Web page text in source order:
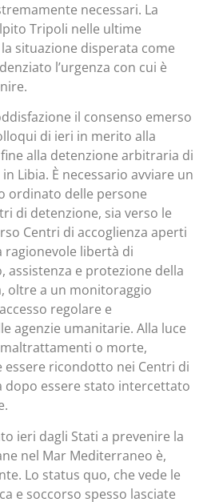
necessari. La
Tripoli nelle ultime
situazione disperata come
l’urgenza con cui è
il consenso emerso
di ieri in merito alla
alla detenzione arbitraria di
Libia. È necessario avviare un
ordinato delle persone
di detenzione, sia verso le
Centri di accoglienza aperti
ragionevole libertà di
assistenza e protezione della
oltre a un monitoraggio
regolare e
agenzie umanitarie. Alla luce
o morte,
essere ricondotto nei Centri di
dopo essere stato intercettato
ieri dagli Stati a prevenire la
nel Mar Mediterraneo è,
Lo status quo, che vede le
e soccorso spesso lasciate